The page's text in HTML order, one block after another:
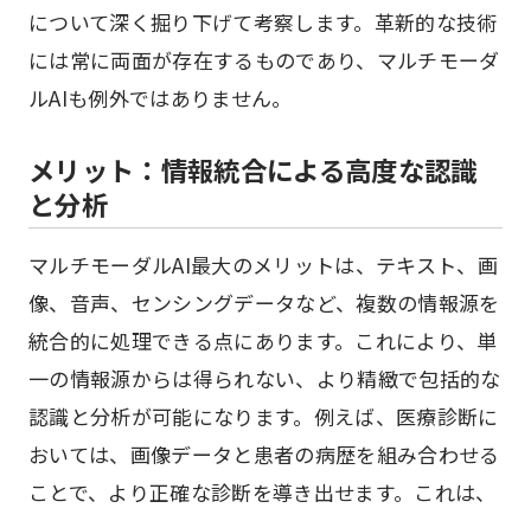
について深く掘り下げて考察します。革新的な技術
には常に両面が存在するものであり、マルチモーダ
ルAIも例外ではありません。
メリット：情報統合による高度な認識
と分析
マルチモーダルAI最大のメリットは、テキスト、画
像、音声、センシングデータなど、複数の情報源を
統合的に処理できる点にあります。これにより、単
一の情報源からは得られない、より精緻で包括的な
認識と分析が可能になります。例えば、医療診断に
おいては、画像データと患者の病歴を組み合わせる
ことで、より正確な診断を導き出せます。これは、